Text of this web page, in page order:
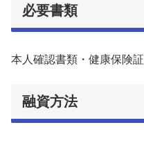
必要書類
本人確認書類・健康保険証
融資方法